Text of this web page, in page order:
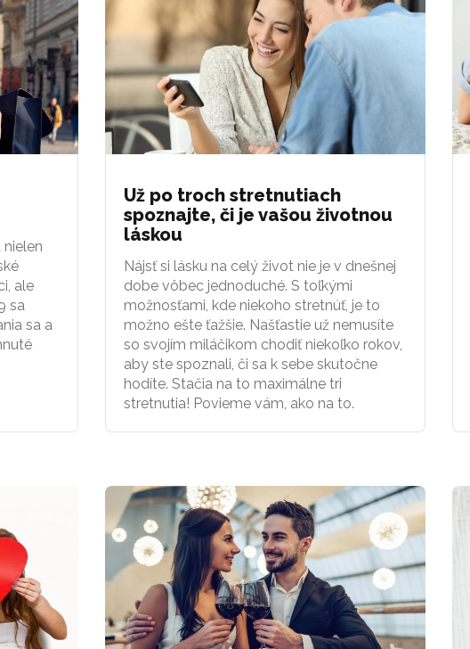
ale
sa
sa a
Už po troch stretnutiach
spoznajte, či je vašou životnou
láskou
Nájsť si lásku na celý život nie je v dnešnej
dobe vôbec jednoduché. S toľkými
možnosťami, kde niekoho stretnúť, je to
možno ešte ťažšie. Našťastie už nemusíte
so svojím miláčikom chodiť niekoľko rokov,
aby ste spoznali, či sa k sebe skutočne
hodíte. Stačia na to maximálne tri
stretnutia! Povieme vám, ako na to.